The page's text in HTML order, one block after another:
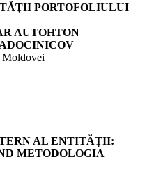
РORTOFOLIULUI
AUTOHTON
Moldovei
AL ENTITĂȚII:
METODOLOGIA